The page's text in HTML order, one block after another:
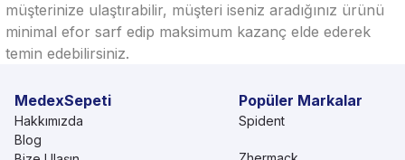
müşterinize ulaştırabilir, müşteri iseniz aradığınız ürünü
minimal efor sarf edip maksimum kazanç elde ederek
temin edebilirsiniz.
MedexSepeti
Hakkımızda
Blog
Popüler Markalar
Spident